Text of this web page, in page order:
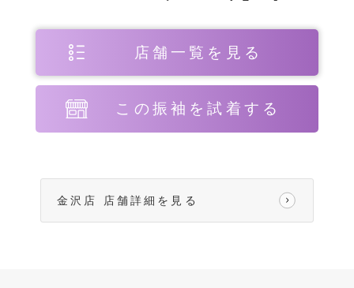
店舗一覧を見る
この振袖を試着する
金沢店 店舗詳細を見る